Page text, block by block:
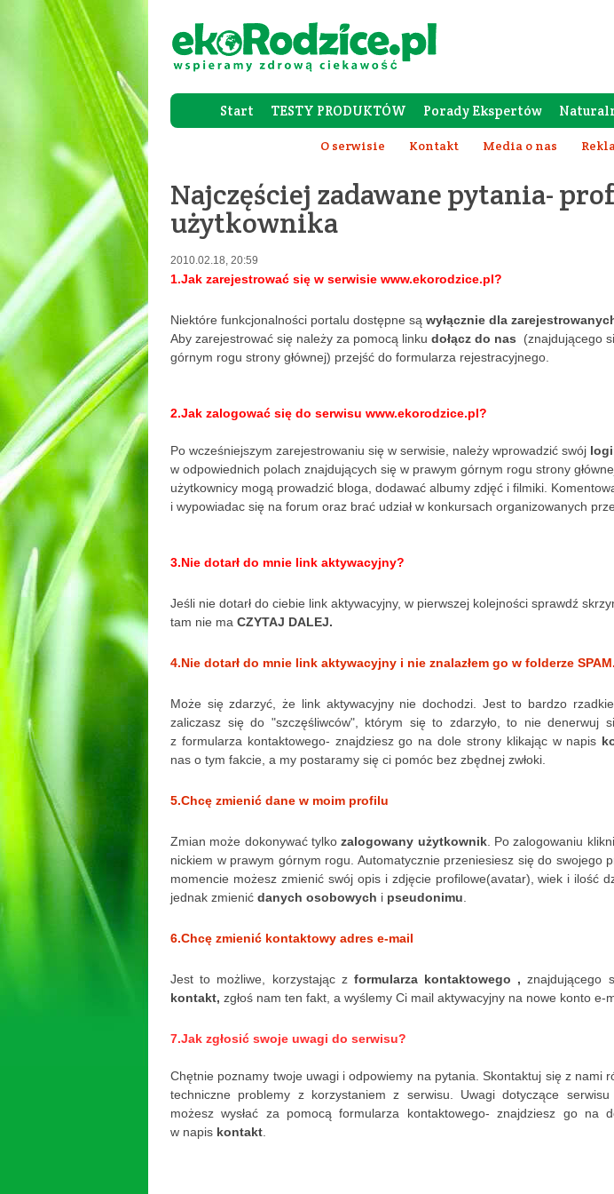
Start TESTY PRODUKTÓW Porady Ekspertów
Forum Rodziców
O serwisie Kontakt Media o nas
Najczęściej zadawane pytania-
użytkownika
2010.02.18, 20:59
1.Jak zarejestrować się w serwisie www.ekorodzice.pl?
Niektóre funkcjonalności portalu dostępne są wyłącznie dla
Aby zarejestrować się należy za pomocą linku dołącz do nas (znajdującego
górnym rogu strony głównej) przejść do formularza rejestracyjnego.
2.Jak zalogować się do serwisu www.ekorodzice.pl?
Po wcześniejszym zarejestrowaniu się w serwisie, należy wprowadzić swój
w odpowiednich polach znajdujących się w prawym górnym rogu strony
użytkownicy mogą prowadzić bloga, dodawać albumy zdjęć i filmiki.
i wypowiadac się na forum oraz brać udział w konkursach organizowanych
3.Nie dotarł do mnie link aktywacyjny?
Jeśli nie dotarł do ciebie link aktywacyjny, w pierwszej kolejności sprawdź
tam nie ma CZYTAJ DALEJ.
4.Nie dotarł do mnie link aktywacyjny i nie znalazłem go w folderze SPAM.
Może się zdarzyć, że link aktywacyjny nie dochodzi. Jest to bardzo
zaliczasz się do "szczęśliwców", którym się to zdarzyło, to nie denerwuj
z formularza kontaktowego- znajdziesz go na dole strony klikając w napis
nas o tym fakcie, a my postaramy się ci pomóc bez zbędnej zwłoki.
5.Chcę zmienić dane w moim profilu
Zmian może dokonywać tylkozalogowany użytkownik. Po zalogowaniu
nickiem w prawym górnym rogu. Automatycznie przeniesiesz się do swojego
momencie możesz zmienić swój opis i zdjęcie profilowe(avatar), wiek i ilość
jednak zmienić danych osobowych i pseudonimu
6.Chcę zmienić kontaktowy adres e-mail
Jest to możliwe, korzystając z formularza kontaktowego ,znajdującego
kontakt, zgłoś nam ten fakt, a wyślemy Ci mail aktywacyjny na nowe konto e-
7.Jak zgłosić swoje uwagi do serwisu?
Chętnie poznamy twoje uwagi i odpowiemy na pytania. Skontaktuj się z nami
techniczne problemy z korzystaniem z serwisu. Uwagi dotyczące serwisu
możesz wysłać za pomocą formularza kontaktowego- znajdziesz go na
w napis kontakt